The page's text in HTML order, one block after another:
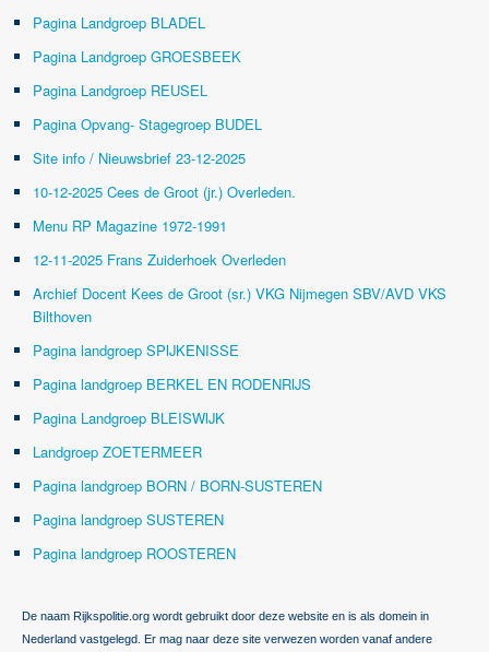
Pagina Landgroep BLADEL
Pagina Landgroep GROESBEEK
Pagina Landgroep REUSEL
Pagina Opvang- Stagegroep BUDEL
Site info / Nieuwsbrief 23-12-2025
10-12-2025 Cees de Groot (jr.) Overleden.
Menu RP Magazine 1972-1991
12-11-2025 Frans Zuiderhoek Overleden
Archief Docent Kees de Groot (sr.) VKG Nijmegen SBV/AVD VKS
Bilthoven
Pagina landgroep SPIJKENISSE
Pagina landgroep BERKEL EN RODENRIJS
Pagina Landgroep BLEISWIJK
Landgroep ZOETERMEER
Pagina landgroep BORN / BORN-SUSTEREN
Pagina landgroep SUSTEREN
Pagina landgroep ROOSTEREN
De naam Rijkspolitie.org wordt gebruikt door deze website en is als domein in
Nederland vastgelegd. Er mag naar deze site verwezen worden vanaf andere